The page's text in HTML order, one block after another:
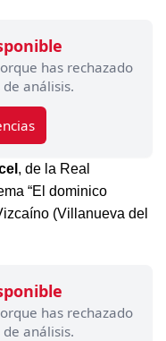
has rechazado
análisis.
, de la Real
“El dominico
(Villanueva del
has rechazado
análisis.